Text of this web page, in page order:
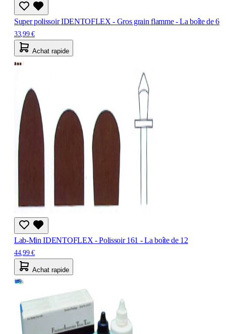
Super polissoir IDENTOFLEX - Gros grain flamme - La boîte de 6
33,99 €
Achat rapide
Lab-Min IDENTOFLEX - Polissoir 161 - La boîte de 12
44,99 €
Achat rapide